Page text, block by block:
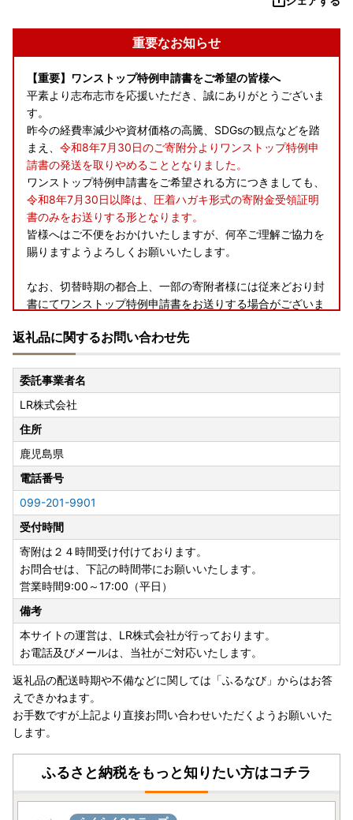
重要なお知らせ
【重要】ワンストップ特例申請書をご希望の皆様へ
平素より志布志市を応援いただき、誠にありがとうございま
す。
昨今の経費率減少や資材価格の高騰、SDGsの観点などを踏
まえ、 令和8年7月30日のご寄附分よりワンストップ特例申
請書の発送を取りやめることとなりました。
ワンストップ特例申請書をご希望される方につきましても、
令和8年7月30日以降は、圧着ハガキ形式の寄附金受領証明
書のみをお送りする形となります。
皆様へはご不便をおかけいたしますが、何卒ご理解ご協力を
賜りますようよろしくお願いいたします。
なお、切替時期の都合上、一部の寄附者様には従来どおり封
書にてワンストップ特例申請書をお送りする場合がございま
【ご寄附の前に必ずご確認くださいませ】
・寄附後のキャンセルは受け付けておりません。
・返礼品到着後は速やかに中身をご確認をお願いいたしま
す。
発送には万全を期しておりますが、万が一返礼品に不良・破
損・誤納品などございましたら、＜返礼品到着後、翌日中ま
でに写真(画像)を添付＞のうえメールにてお問合せ先までご
連絡くださいませ。
日数が経ったものに関しましてはご対応いたしかねる場合が
ございます。
・寄附者様の転居等による転送にかかる諸経費につきまして
は寄附者様負担となります。
志布志市では負担いたしかねますため、予めご了承のうえ、
ご寄附賜りますようよろしくお願い申し上げます。
・不在日が事前にお分かりの場合は、備考欄にご入力くださ
い。なお、志布志市では、原則入金確認後翌月までの配送と
させていただいております。
つきまして不在日の入力は、入金確認後翌月までの範囲内で
お願いいたします。
入金確認後翌々月以降の設定をされますと、お礼品の価格変
動や在庫の確保が困難となり
お礼品をお届けできませんのでご理解いただきますよう、よ
ろしくお願い申し上げます。
・ワンストップ特例制度をご利用かつマイナンバー通知カー
ドをご利用の方は通知カードに記載された氏名、住所等が住
民票に記載されている事項と一致している場合に限り、通知
返礼品に関するお問い合わせ先
委託事業者名
LR株式会社
住所
鹿児島県
電話番号
099-201-9901
受付時間
寄附は２４時間受け付けております。
お問合せは、下記の時間帯にお願いいたします。
営業時間9:00～17:00（平日）
備考
本サイトの運営は、LR株式会社が行っております。
お電話及びメールは、当社がご対応いたします。
返礼品の配送時期や不備などに関しては「ふるなび」からはお答
えできかねます。
お手数ですが上記より直接お問い合わせいただくようお願いいた
します。
ふるさと納税をもっと知りたい方はコチラ